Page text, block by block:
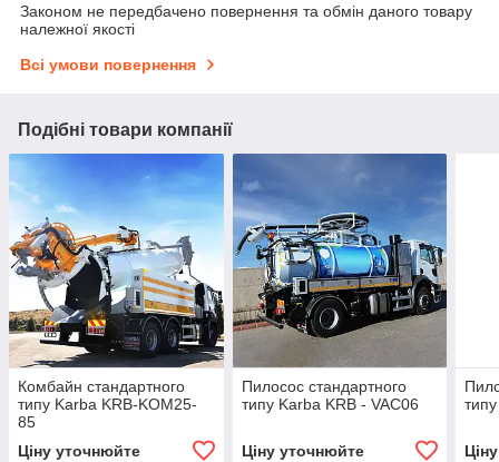
Законом не передбачено повернення та обмін даного товару
належної якості
Всі умови повернення
Подібні товари компанії
Комбайн стандартного
типу Karba KRB-KOM25-
85
Ціну уточнюйте
Пилосос стандартного
типу Karba KRB - VAC06
Ціну уточнюйте